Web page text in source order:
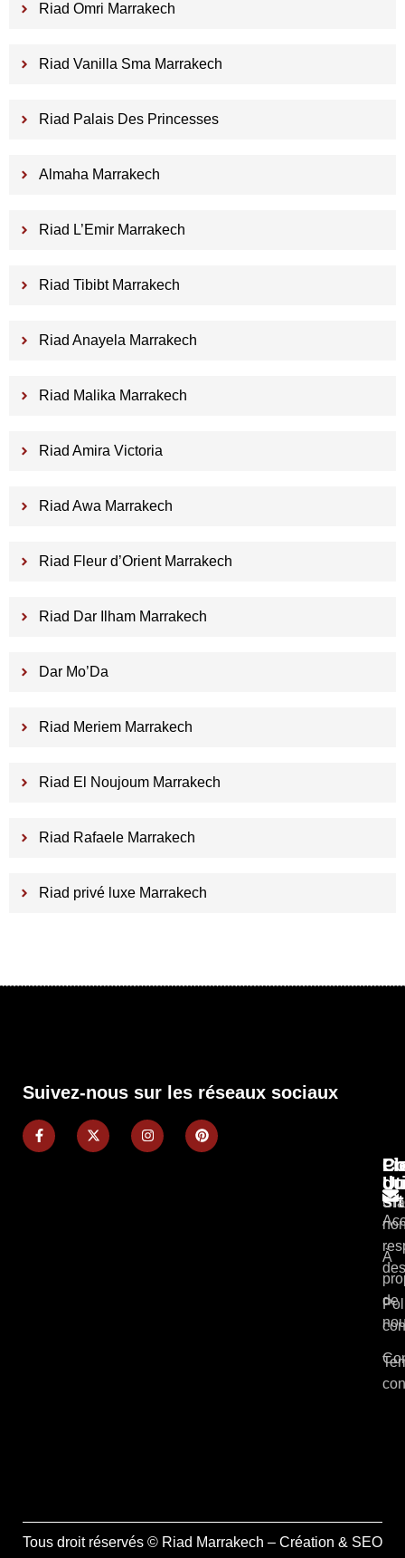
Riad Omri Marrakech
Riad Vanilla Sma Marrakech
Riad Palais Des Princesses
Almaha Marrakech
Riad L’Emir Marrakech
Riad Tibibt Marrakech
Riad Anayela Marrakech
Riad Malika Marrakech
Riad Amira Victoria
Riad Awa Marrakech
Riad Fleur d’Orient Marrakech
Riad Dar Ilham Marrakech
Dar Mo’Da
Riad Meriem Marrakech
Riad El Noujoum Marrakech
Riad Rafaele Marrakech
Riad privé luxe Marrakech
Suivez-nous sur les réseaux sociaux
du
À
de
Tous droit réservés © Riad Marrakech – Création & SEO